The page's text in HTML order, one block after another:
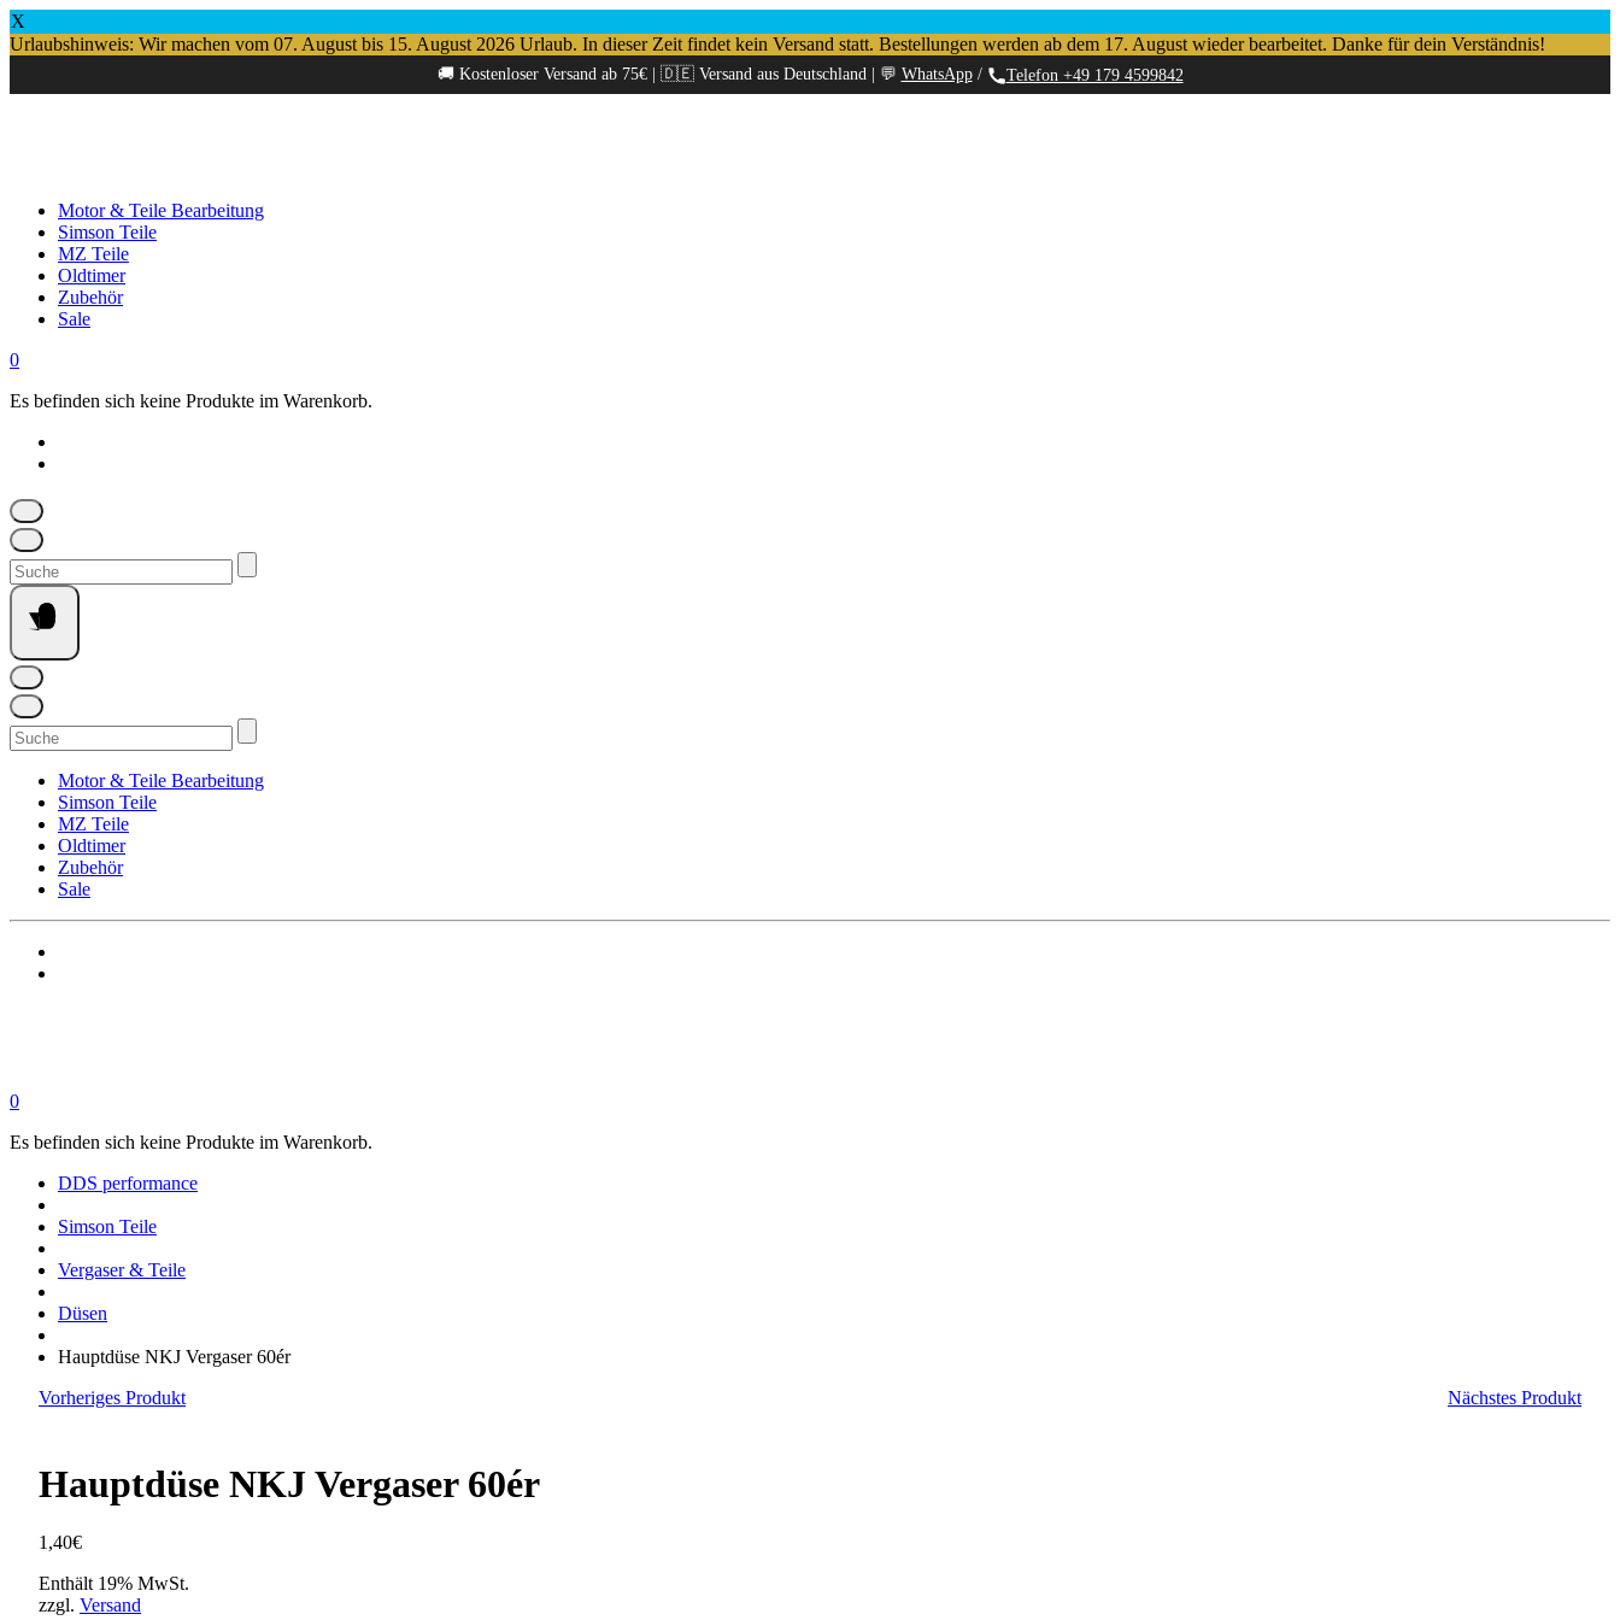
X
Urlaubshinweis: Wir machen vom 07. August bis 15. August 2026 Urlaub. In dieser Zeit findet kein Versand statt. Bestellungen werden ab dem 17. August wieder bearbeitet. Danke für dein Verständnis!
🚚 Kostenloser Versand ab 75€ | 🇩🇪 Versand aus Deutschland | 💬 WhatsApp/ Telefon +49 179 4599842
Motor & Teile Bearbeitung
Simson Teile
MZ Teile
Oldtimer
Zubehör
Sale
0
Es befinden sich keine Produkte im Warenkorb.
Suchen
nach:
Suchen
nach:
Motor & Teile Bearbeitung
Simson Teile
MZ Teile
Oldtimer
Zubehör
Sale
0
Es befinden sich keine Produkte im Warenkorb.
DDS performance
Simson Teile
Vergaser & Teile
Düsen
Hauptdüse NKJ Vergaser 60ér
Vorheriges Produkt
Nächstes Produkt
Hauptdüse NKJ Vergaser 60ér
1,40€
Enthält 19% MwSt.
zzgl. Versand